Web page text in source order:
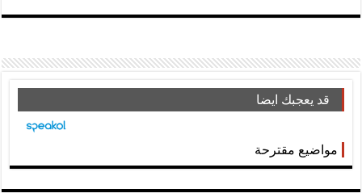
قد يعجبك ايضا
مواضيع مقترحة